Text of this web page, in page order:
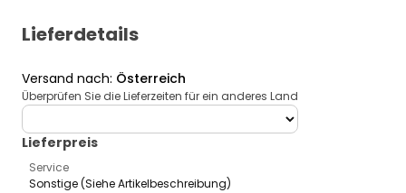
Lieferdetails
Versand nach: Österreich
Überprüfen Sie die Lieferzeiten für ein anderes Land
deliveryCountry
Lieferpreis
Service
Sonstige (Siehe Artikelbeschreibung)